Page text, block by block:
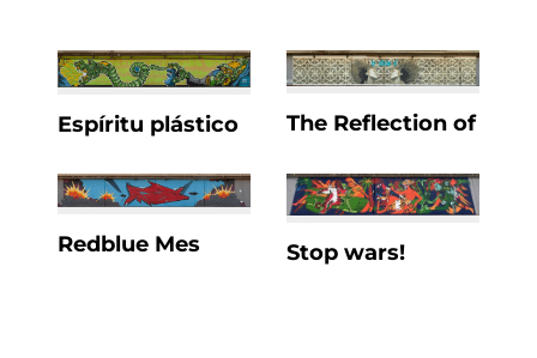
Espíritu plástico The Reflection of
Redblue Mes Stop wars!